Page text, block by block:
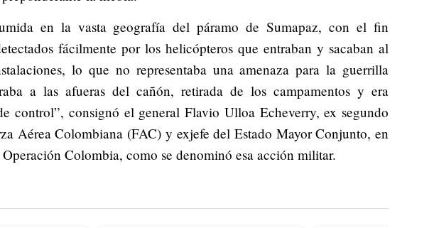
en la vasta geografía del páramo de Sumapaz, con el fin
fácilmente por los helicópteros que entraban y sacaban al
lo que no representaba una amenaza para la guerrilla
a las afueras del cañón, retirada de los campamentos y era
control”, consignó el general Flavio Ulloa Echeverry, ex segundo
Aérea Colombiana (FAC) y exjefe del Estado Mayor Conjunto, en
Operación Colombia, como se denominó esa acción militar.